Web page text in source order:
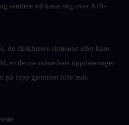
samlere vil kaste seg over A19-
de eksklusive skinsene eller bare
er denne månedens oppdateringer
på topp gjennom hele mai.